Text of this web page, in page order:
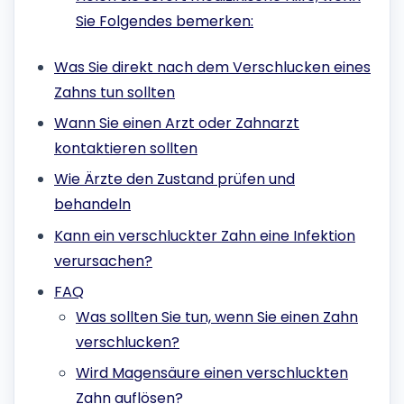
Sie Folgendes bemerken:
Was Sie direkt nach dem Verschlucken eines
Zahns tun sollten
Wann Sie einen Arzt oder Zahnarzt
kontaktieren sollten
Wie Ärzte den Zustand prüfen und
behandeln
Kann ein verschluckter Zahn eine Infektion
verursachen?
FAQ
Was sollten Sie tun, wenn Sie einen Zahn
verschlucken?
Wird Magensäure einen verschluckten
Zahn auflösen?